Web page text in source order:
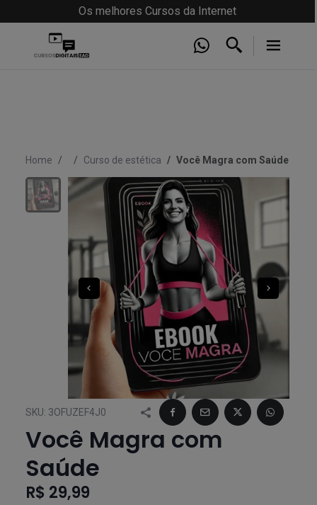
Os melhores Cursos da Internet
Home Curso de estética Você Magra com Saúde
SKU: 3OFUZEF4J0
Você Magra com
Saúde
R$ 29,99